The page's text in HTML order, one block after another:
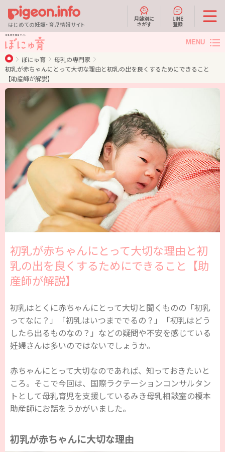
はじめての妊娠・育児情報サイト
月齢別に
さがす
LINE
登録
MENU
ぼにゅ育
母乳の専門家
初乳が赤ちゃんにとって大切な理由と初乳の出を良くするためにできること
【助産師が解説】
初乳が赤ちゃんにとって大切な理由と初
乳の出を良くするためにできること【助
産師が解説】
初乳はとくに赤ちゃんにとって大切と聞くものの「初乳
ってなに？」「初乳はいつまででるの？」「初乳はどう
したら出るものなの？」などの疑問や不安を感じている
妊婦さんは多いのではないでしょうか。
赤ちゃんにとって大切なのであれば、知っておきたいと
ころ。そこで今回は、国際ラクテーションコンサルタン
トとして母乳育児を支援しているみき母乳相談室の榎本
助産師にお話をうかがいました。
初乳が赤ちゃんに大切な理由